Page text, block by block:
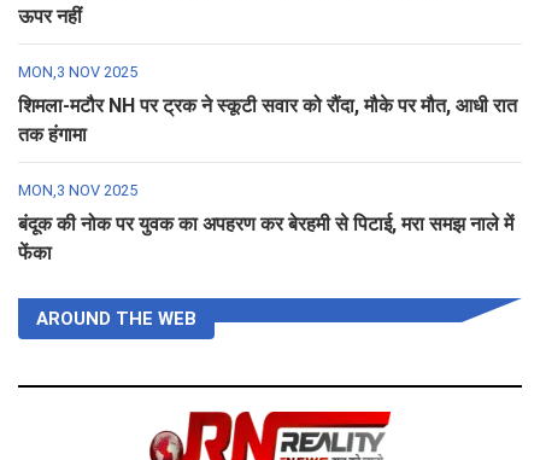
ऊपर नहीं
MON,3 NOV 2025
शिमला-मटौर NH पर ट्रक ने स्कूटी सवार को रौंदा, मौके पर मौत, आधी रात
तक हंगामा
MON,3 NOV 2025
बंदूक की नोक पर युवक का अपहरण कर बेरहमी से पिटाई, मरा समझ नाले में
फेंका
AROUND THE WEB